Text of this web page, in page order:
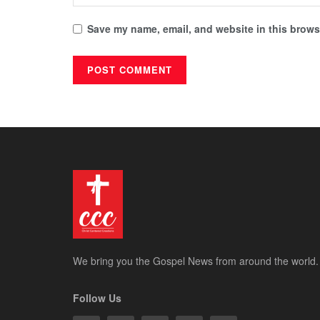
Save my name, email, and website in this
We bring you the Gospel News from around the world.
Follow Us